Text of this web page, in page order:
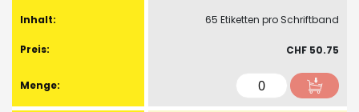
65 Etiketten pro Schriftband
CHF 50.75